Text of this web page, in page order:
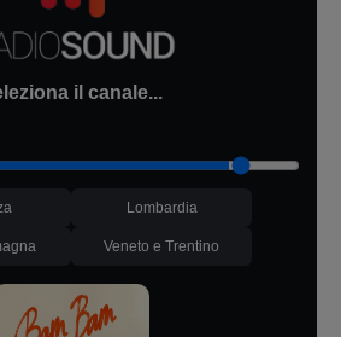
il canale...
Lombardia
Veneto e Trentino